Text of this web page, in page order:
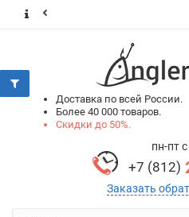
Доставка по всей России.
Более 40 000 товаров.
Скидки до 50%.
пн-пт
+7 (812)
Заказать